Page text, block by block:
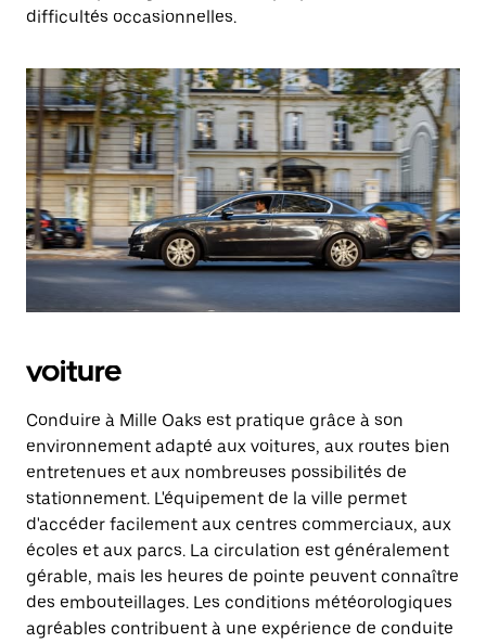
difficultés occasionnelles.
voiture
Conduire à Mille Oaks est pratique grâce à son
environnement adapté aux voitures, aux routes bien
entretenues et aux nombreuses possibilités de
stationnement. L'équipement de la ville permet
d'accéder facilement aux centres commerciaux, aux
écoles et aux parcs. La circulation est généralement
gérable, mais les heures de pointe peuvent connaître
des embouteillages. Les conditions météorologiques
agréables contribuent à une expérience de conduite